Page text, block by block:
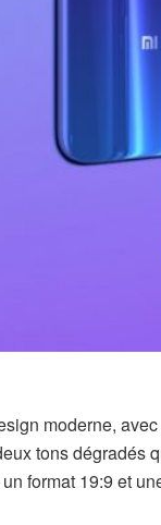
moderne,
tons dégradés
format 19:9 et